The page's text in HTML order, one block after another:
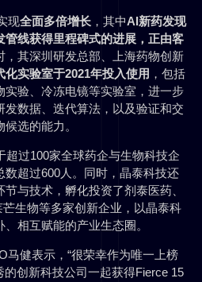
现全面多倍增长 ，其中AI新药发现
管线获得里程碑式的进展，正由客
，其深圳研发总部、上海药物创新
化实验室于2021年投入使用 ，包括
实验、冷冻电镜等实验室，进一步
数据、迭代算法，以及验证和交
选的能力。
过100家全球药企与生物科技企
数超过600人。同时，晶泰科技还
与技术，孵化投资了剂泰医药、
生物等多家创新企业，以晶泰科
相互赋能的产业生态圈。
马健表示，“很荣幸作为唯一上榜
创新科技公司一起获得Fierce 15